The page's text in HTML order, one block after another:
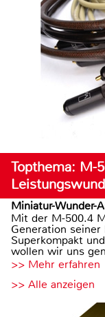
Topthema: M-
Miniatur-Wunder-
Mit der M-500.4
Generation
Superkompakt
wollen wir uns
>> Mehr erfahren
>> Alle anzeigen